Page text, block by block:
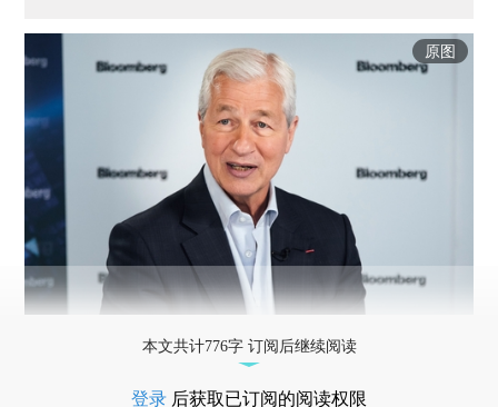
原图
本文共计776字 订阅后继续阅读
登录 后获取已订阅的阅读权限